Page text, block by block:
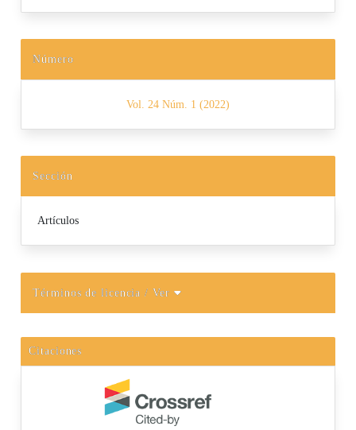
Número
Vol. 24 Núm. 1 (2022)
Sección
Artículos
Términos de licencia/ Ver
Citaciones